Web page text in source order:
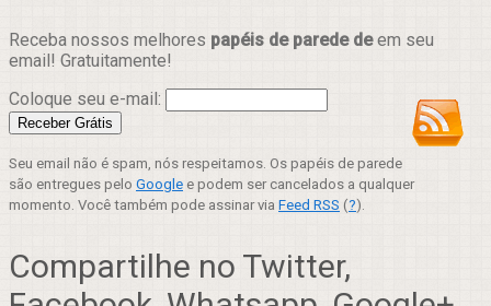
Receba nossos melhores papéis de parede deem seu
email! Gratuitamente!
Coloque seu e-mail:
Seu email não é spam, nós respeitamos. Os papéis de parede
são entregues pelo Google e podem ser cancelados a qualquer
momento. Você também pode assinar via Feed RSS (?).
Compartilhe no Twitter,